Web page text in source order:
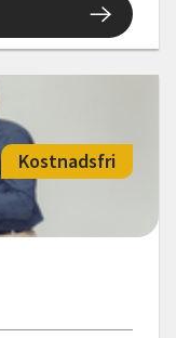
Kostnadsfri